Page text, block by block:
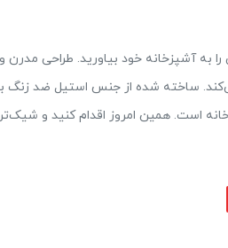
مدل ۳۶۴، زیبایی و کارایی را به آشپزخانه خود بیاورید.
ساخته شده از جنس استیل ضد زنگ با
است. همین امروز اقدام کنید و